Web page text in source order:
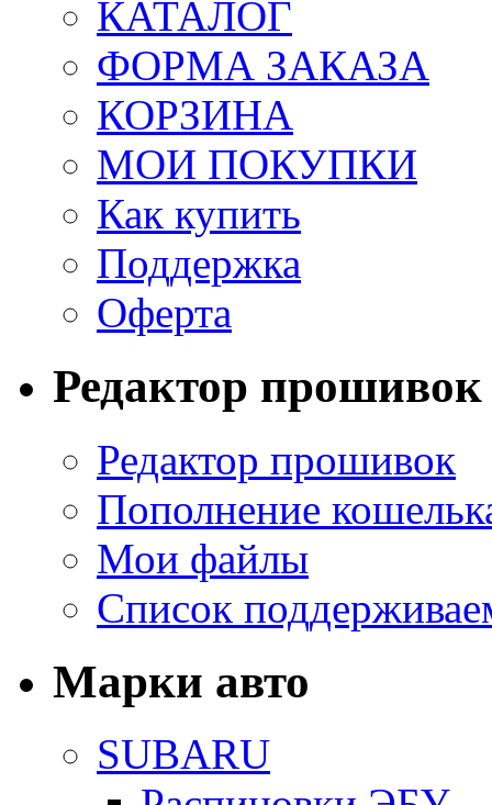
КАТАЛОГ
ФОРМА ЗАКАЗА
КОРЗИНА
МОИ ПОКУПКИ
Как купить
Поддержка
Оферта
Редактор прошивок
Редактор прошивок
Пополнение
Мои файлы
Список
Марки авто
SUBARU